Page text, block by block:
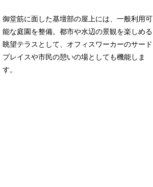
御堂筋に面した基壇部の屋上には、一般利用可
能な庭園を整備。都市や水辺の景観を楽しめる
眺望テラスとして、オフィスワーカーのサード
プレイスや市民の憩いの場としても機能しま
す。